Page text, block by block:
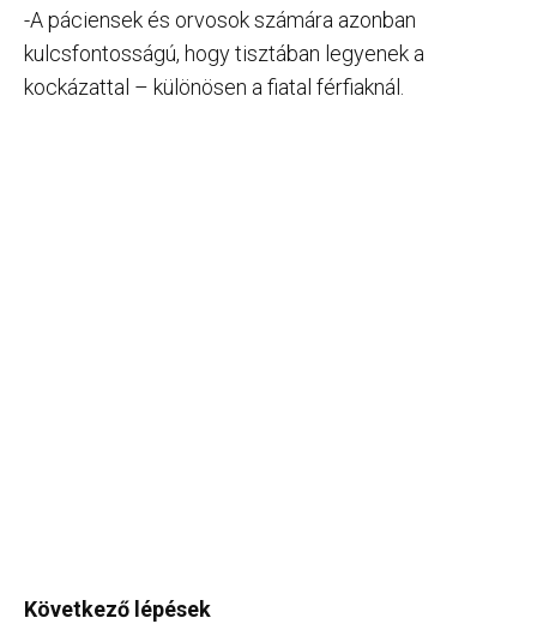
-A páciensek és orvosok számára azonban
kulcsfontosságú, hogy tisztában legyenek a
kockázattal – különösen a fiatal férfiaknál.
Következő lépések